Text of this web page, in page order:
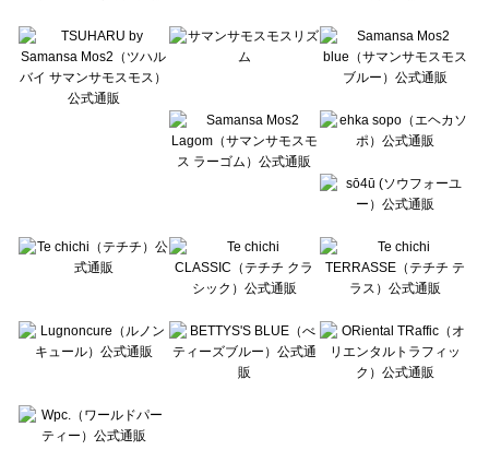
Lugnoncure（ルノンキュール）の一覧
BETTY'S BLUE（べティーズブルー）の一覧
Wpc.（ワールドパーティー）の一覧